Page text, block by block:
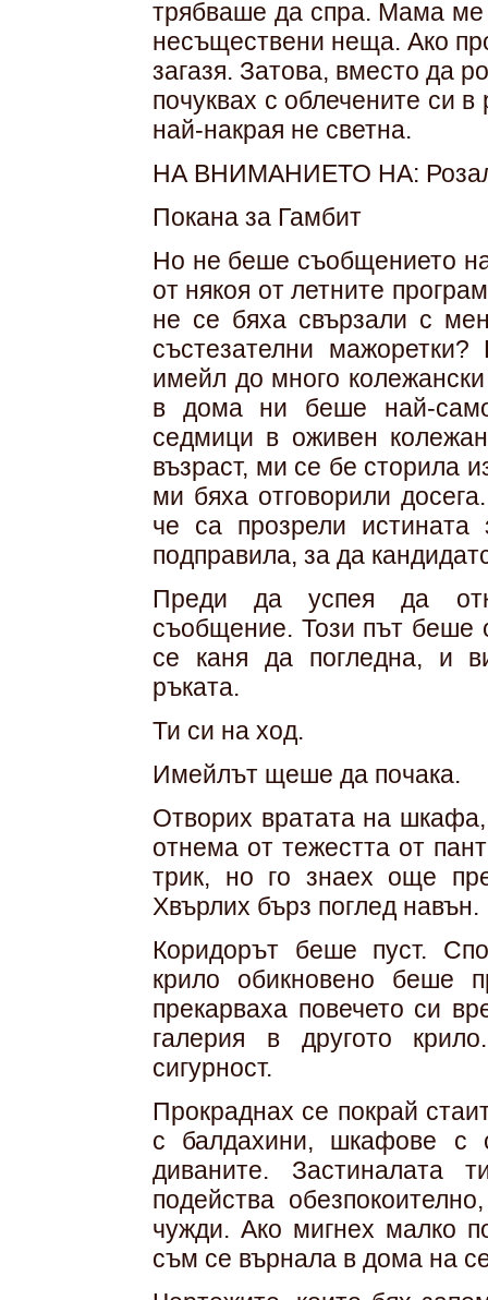
трябваше да спра. Мама
несъществени неща. Ако
загазя. Затова, вместо да
почуквах с облечените си
най-накрая не светна.
НА ВНИМАНИЕТО НА:
Покана за Гамбит
Но не беше съобщението
от някоя от летните
не се бяха свързали с
състезателни
имейл до много
в дома ни беше най-
седмици в оживен
възраст, ми се бе сторила
ми бяха отговорили
че са прозрели истината
подправила, за да
Преди да успея да
съобщение. Този път беше
се каня да погледна, и
ръката.
Ти си на ход.
Имейлът щеше да почака.
Отворих вратата на
отнема от тежестта от
трик, но го знаех още
Хвърлих бърз поглед навън.
Коридорът беше пуст.
крило обикновено беше
прекарваха повечето си
галерия в другото
сигурност.
Прокраднах се покрай
с балдахини, шкафове с
диваните. Застиналата
подейства
чужди. Ако мигнех малко
съм се върнала в дома на